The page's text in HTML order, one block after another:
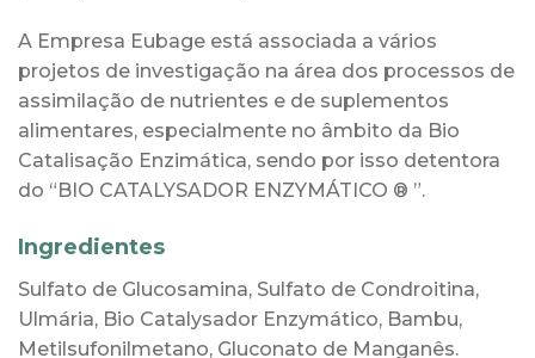
A Empresa Eubage está associada a vários
projetos de investigação na área dos processos de
assimilação de nutrientes e de suplementos
alimentares, especialmente no âmbito da Bio
Catalisação Enzimática, sendo por isso detentora
do “BIO CATALYSADOR ENZYMÁTICO ® ”.
Ingredientes
Sulfato de Glucosamina, Sulfato de Condroitina,
Ulmária, Bio Catalysador Enzymático, Bambu,
Metilsufonilmetano, Gluconato de Manganês.